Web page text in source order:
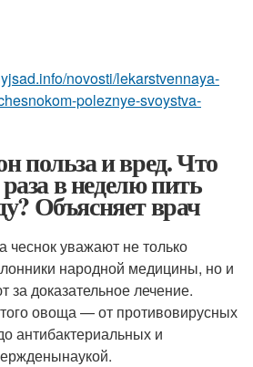
novosti/lekarstvennaya-
poleznye-svoystva-
польза и вред. Что
раза в неделю пить
Объясняет врач
чеснок уважают не только
народной медицины, но и
за доказательное лечение.
овоща — от противовирусных
антибактериальных и